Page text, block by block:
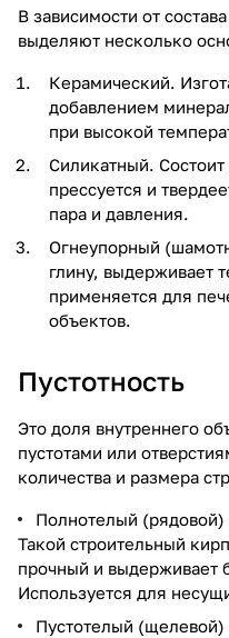
В зависимости от
выделяют несколько
Керамический.
добавлением
при высокой
Силикатный. Состоит
прессуется и
пара и давления.
Огнеупорный
глину, выдерживает
применяется для
объектов.
Пустотность
Это доля внутреннего
пустотами или
количества и размера
Полнотелый (рядовой)
Такой строительный
прочный и выдерживает
Используется для
Пустотелый (щелевой)